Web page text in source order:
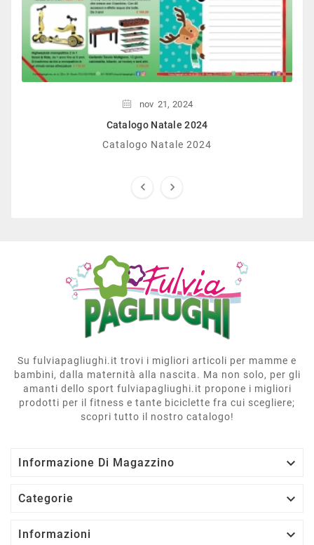
nov 21, 2024
Catalogo Natale 2024
Catalogo Natale 2024
 
Su fulviapagliughi.it trovi i migliori articoli per mamme e
bambini, dalla maternità alla nascita. Ma non solo, per gli
amanti dello sport fulviapagliughi.it propone i migliori
prodotti per il fitness e tante biciclette fra cui scegliere;
scopri tutto il nostro catalogo!
Informazione Di Magazzino 
Categorie 
Informazioni 